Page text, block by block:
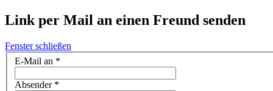
Link per Mail an einen Freund senden
Fenster schließen
E-Mail an *
Absender*